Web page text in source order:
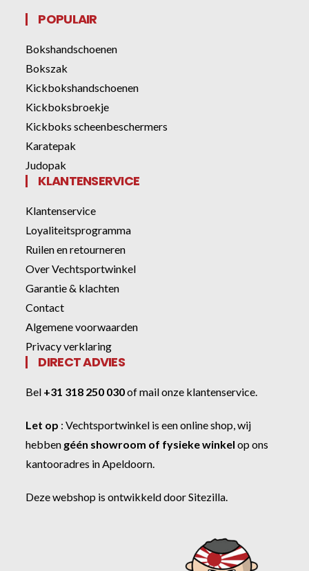
POPULAIR
Bokshandschoenen
Bokszak
Kickbokshandschoenen
Kickboksbroekje
Kickboks scheenbeschermers
Karatepak
Judopak
KLANTENSERVICE
Klantenservice
Loyaliteitsprogramma
Ruilen en retourneren
Over Vechtsportwinkel
Garantie & klachten
Contact
Algemene voorwaarden
Privacy verklaring
DIRECT ADVIES
Bel +31 318 250 030ofmail onze klantenservice.
Let op :Vechtsportwinkel is een online shop, wij
hebben géén showroom of fysieke winkel op ons
kantooradres in Apeldoorn.
Deze webshop is ontwikkeld doorSitezilla.